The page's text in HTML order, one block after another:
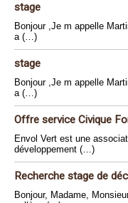
stage
Bonjour ,Je m appelle
a (…)
stage
Bonjour ,Je m appelle
a (…)
Offre service Civique
Envol Vert est une
développement (…)
Recherche stage de
Bonjour, Madame,